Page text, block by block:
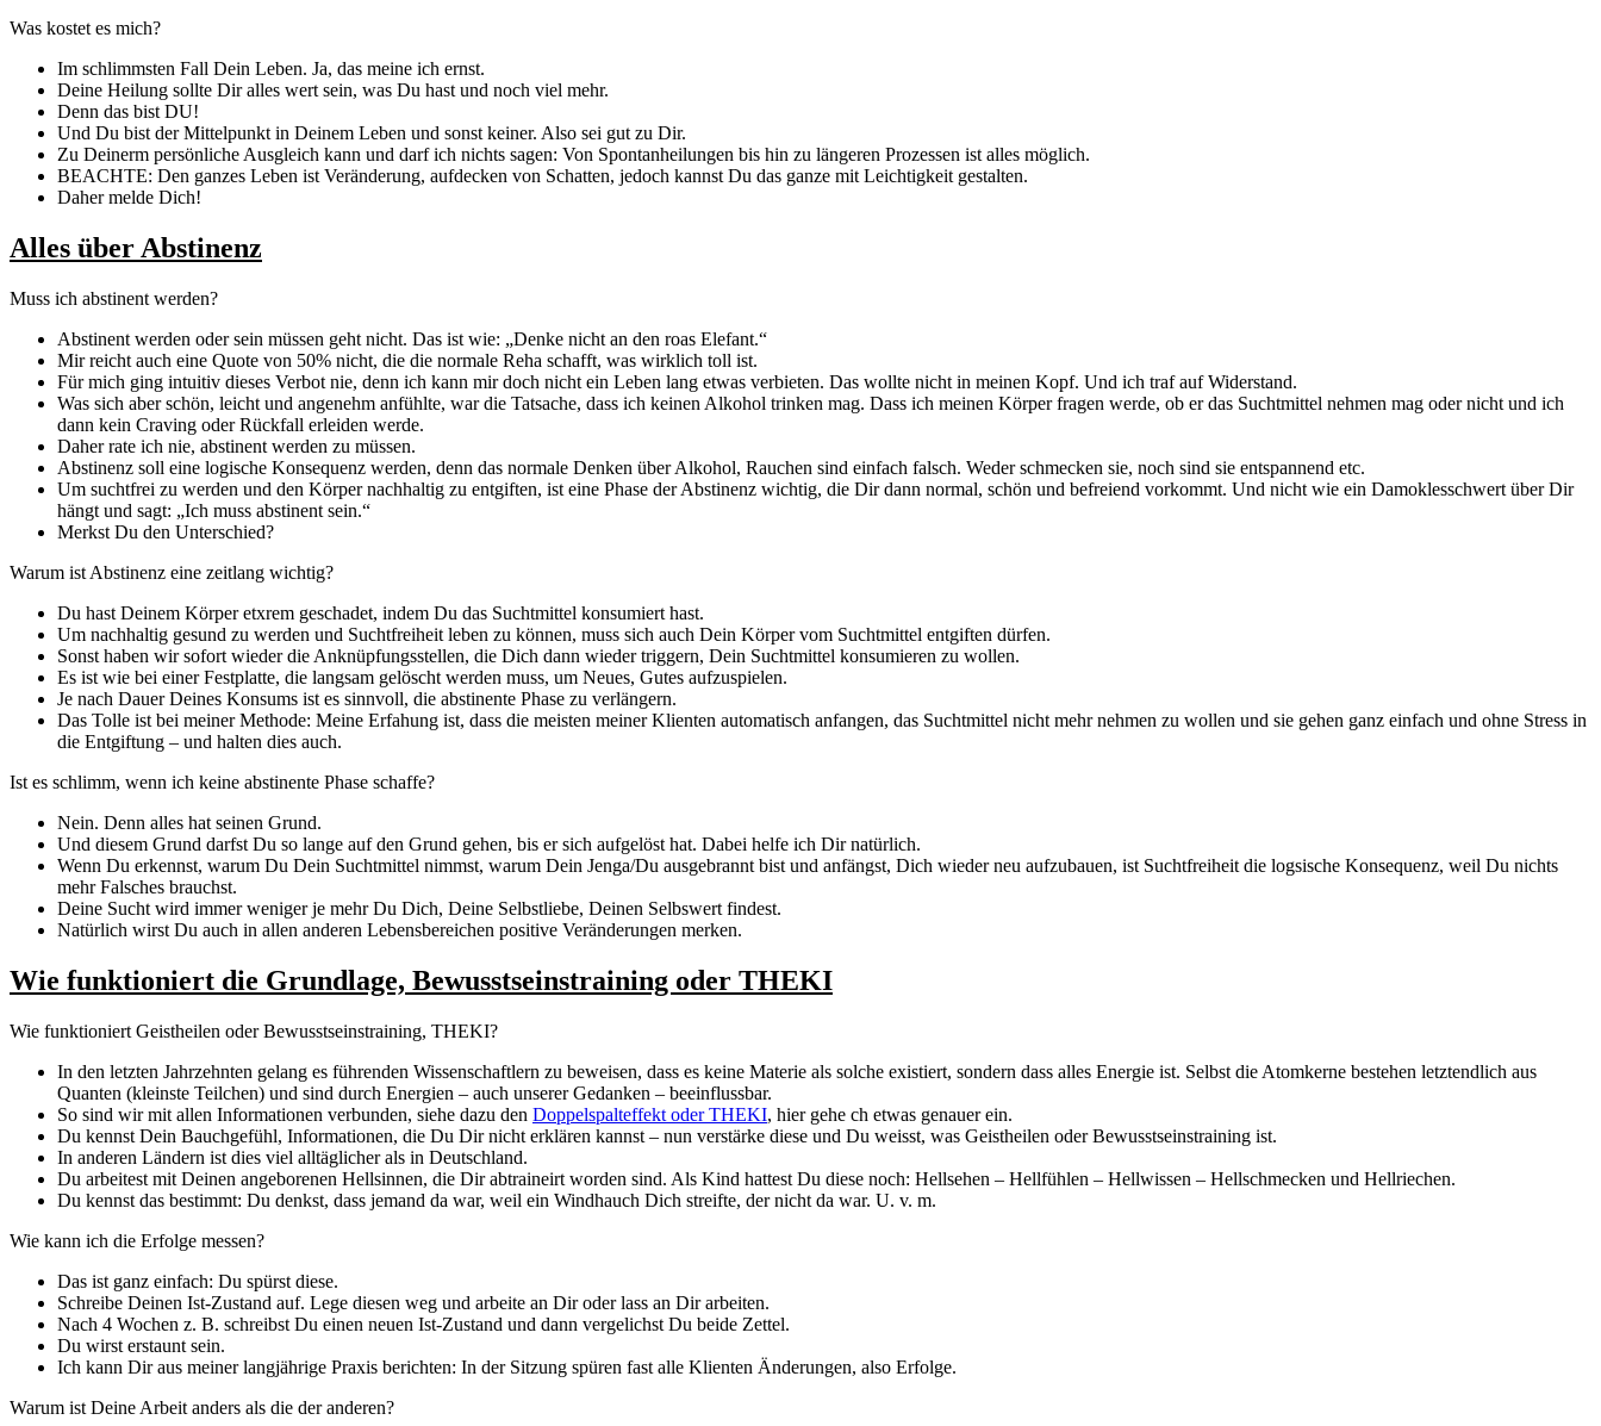
Was kostet es mich?
Im schlimmsten Fall Dein Leben. Ja, das meine ich ernst.
Deine Heilung sollte Dir alles wert sein, was Du hast und noch viel mehr.
Denn das bist DU!
Und Du bist der Mittelpunkt in Deinem Leben und sonst keiner. Also sei gut zu Dir.
Zu Deinerm persönliche Ausgleich kann und darf ich nichts sagen: Von Spontanheilungen bis hin zu längeren Prozessen ist alles möglich.
BEACHTE: Den ganzes Leben ist Veränderung, aufdecken von Schatten, jedoch kannst Du das ganze mit Leichtigkeit gestalten.
Daher melde Dich!
Alles über Abstinenz
Muss ich abstinent werden?
Abstinent werden oder sein müssen geht nicht. Das ist wie: „Denke nicht an den roas Elefant.“
Mir reicht auch eine Quote von 50% nicht, die die normale Reha schafft, was wirklich toll ist.
Für mich ging intuitiv dieses Verbot nie, denn ich kann mir doch nicht ein Leben lang etwas verbieten. Das wollte nicht in meinen Kopf. Und ich traf auf Widerstand.
Was sich aber schön, leicht und angenehm anfühlte, war die Tatsache, dass ich keinen Alkohol trinken mag. Dass ich meinen Körper fragen werde, ob er das Suchtmittel nehmen mag oder nicht und ich
dann kein Craving oder Rückfall erleiden werde.
Daher rate ich nie, abstinent werden zu müssen.
Abstinenz soll eine logische Konsequenz werden, denn das normale Denken über Alkohol, Rauchen sind einfach falsch. Weder schmecken sie, noch sind sie entspannend etc.
Um suchtfrei zu werden und den Körper nachhaltig zu entgiften, ist eine Phase der Abstinenz wichtig, die Dir dann normal, schön und befreiend vorkommt. Und nicht wie ein Damoklesschwert über Dir
hängt und sagt: „Ich muss abstinent sein.“
Merkst Du den Unterschied?
Warum ist Abstinenz eine zeitlang wichtig?
Du hast Deinem Körper etxrem geschadet, indem Du das Suchtmittel konsumiert hast.
Um nachhaltig gesund zu werden und Suchtfreiheit leben zu können, muss sich auch Dein Körper vom Suchtmittel entgiften dürfen.
Sonst haben wir sofort wieder die Anknüpfungsstellen, die Dich dann wieder triggern, Dein Suchtmittel konsumieren zu wollen.
Es ist wie bei einer Festplatte, die langsam gelöscht werden muss, um Neues, Gutes aufzuspielen.
Je nach Dauer Deines Konsums ist es sinnvoll, die abstinente Phase zu verlängern.
Das Tolle ist bei meiner Methode: Meine Erfahung ist, dass die meisten meiner Klienten automatisch anfangen, das Suchtmittel nicht mehr nehmen zu wollen und sie gehen ganz einfach und ohne Stress in
die Entgiftung – und halten dies auch.
Ist es schlimm, wenn ich keine abstinente Phase schaffe?
Nein. Denn alles hat seinen Grund.
Und diesem Grund darfst Du so lange auf den Grund gehen, bis er sich aufgelöst hat. Dabei helfe ich Dir natürlich.
Wenn Du erkennst, warum Du Dein Suchtmittel nimmst, warum Dein Jenga/Du ausgebrannt bist und anfängst, Dich wieder neu aufzubauen, ist Suchtfreiheit die logsische Konsequenz, weil Du nichts
mehr Falsches brauchst.
Deine Sucht wird immer weniger je mehr Du Dich, Deine Selbstliebe, Deinen Selbswert findest.
Natürlich wirst Du auch in allen anderen Lebensbereichen positive Veränderungen merken.
Wie funktioniert die Grundlage, Bewusstseinstraining oder THEKI
Wie funktioniert Geistheilen oder Bewusstseinstraining, THEKI?
In den letzten Jahrzehnten gelang es führenden Wissenschaftlern zu beweisen, dass es keine Materie als solche existiert, sondern dass alles Energie ist. Selbst die Atomkerne bestehen letztendlich aus
Quanten (kleinste Teilchen) und sind durch Energien – auch unserer Gedanken – beeinflussbar.
So sind wir mit allen Informationen verbunden, siehe dazu den Doppelspalteffekt oder THEKI, hier gehe ch etwas genauer ein.
Du kennst Dein Bauchgefühl, Informationen, die Du Dir nicht erklären kannst – nun verstärke diese und Du weisst, was Geistheilen oder Bewusstseinstraining ist.
In anderen Ländern ist dies viel alltäglicher als in Deutschland.
Du arbeitest mit Deinen angeborenen Hellsinnen, die Dir abtraineirt worden sind. Als Kind hattest Du diese noch: Hellsehen – Hellfühlen – Hellwissen – Hellschmecken und Hellriechen.
Du kennst das bestimmt: Du denkst, dass jemand da war, weil ein Windhauch Dich streifte, der nicht da war. U. v. m.
Wie kann ich die Erfolge messen?
Das ist ganz einfach: Du spürst diese.
Schreibe Deinen Ist-Zustand auf. Lege diesen weg und arbeite an Dir oder lass an Dir arbeiten.
Nach 4 Wochen z. B. schreibst Du einen neuen Ist-Zustand und dann vergelichst Du beide Zettel.
Du wirst erstaunt sein.
Ich kann Dir aus meiner langjährige Praxis berichten: In der Sitzung spüren fast alle Klienten Änderungen, also Erfolge.
Warum ist Deine Arbeit anders als die der anderen?